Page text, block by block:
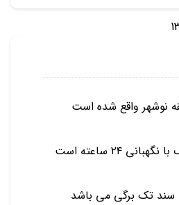
نوشهر واقع شده است
۲۴ ساعته است
سند تک برگی می باشد